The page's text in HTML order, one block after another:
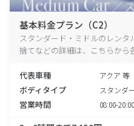
基本料金プラン（C2）
スタンダード・ミドルのレンタ
捨てなどの詳細は、こちらから
代表車種 アクア 等
ボディタイプ スタンダ
営業時間 08:00-20:00